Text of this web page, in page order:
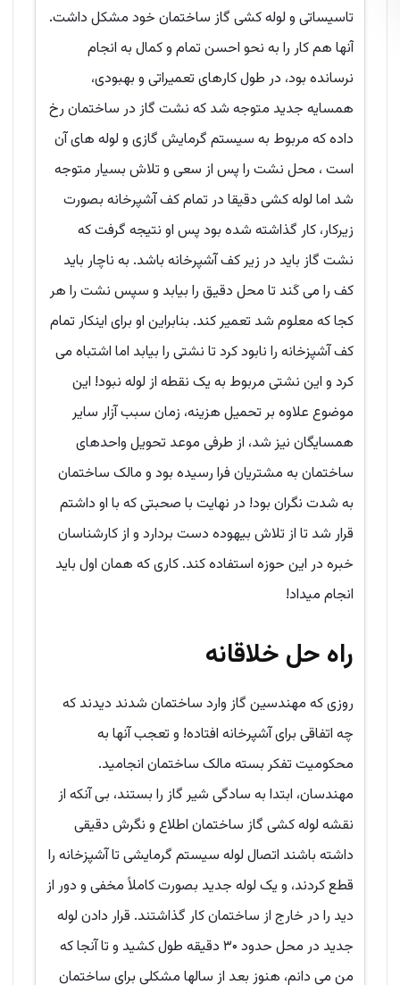
تاسیساتی و لوله کشی گاز ساختمان خود مشکل داشت.
آنها هم کار را به نحو احسن تمام و کمال به انجام
نرسانده بود، در طول کارهای تعمیراتی و بهبودی،
همسایه جدید متوجه شد که نشت گاز در ساختمان رخ
داده که مربوط به سیستم گرمایش گازی و لوله های آن
است ، محل نشت را پس از سعی و تلاش بسیار متوجه
شد اما لوله کشی دقیقا در تمام کف آشپرخانه بصورت
زیرکار، کار گذاشته شده بود پس او نتیجه گرفت که
نشت گاز باید در زیر کف آشپرخانه باشد. به ناچار باید
کف را می کَند تا محل دقیق را بیابد و سپس نشت را هر
کجا که معلوم شد تعمیر کند. بنابراین او برای اینکار تمام
کف آشپزخانه را نابود کرد تا نشتی را بیابد اما اشتباه می
کرد و این نشتی مربوط به یک نقطه از لوله نبود! این
موضوع علاوه بر تحمیل هزینه، زمان سبب آزار سایر
همسایگان نیز شد، از طرفی موعد تحویل واحدهای
ساختمان به مشتریان فرا رسیده بود و مالک ساختمان
به شدت نگران بود! در نهایت با صحبتی که با او داشتم
قرار شد تا از تلاش بیهوده دست بردارد و از کارشناسان
خبره در این حوزه استفاده کند. کاری که همان اول باید
انجام میداد!
راه حل خلاقانه
روزی که مهندسین گاز وارد ساختمان شدند دیدند که
چه اتفاقی برای آشپرخانه افتاده! و تعجب آنها به
محکومیت تفکر بسته مالک ساختمان انجامید.
مهندسان، ابتدا به سادگی شیر گاز را بستند، بی آنکه از
نقشه لوله کشی گاز ساختمان اطلاع و نگرش دقیقی
داشته باشند اتصال لوله سیستم گرمایشی تا آشپزخانه را
قطع کردند، و یک لوله جدید بصورت کاملاً مخفی و دور از
دید را در خارج از ساختمان کار گذاشتند. قرار دادن لوله
جدید در محل حدود ۳۰ دقیقه طول کشید و تا آنجا که
من می دانم، هنوز بعد از سالها مشکلی برای ساختمان